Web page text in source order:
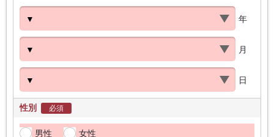
年
月
日
性別 必須
男性 女性